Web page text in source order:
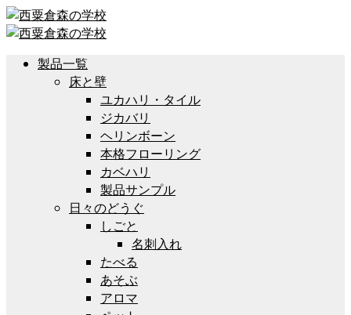
製品一覧
床と壁
ユカハリ・タイル
ジカバリ
ヘリンボーン
本格フローリング
カベハリ
製品サンプル
日々のどうぐ
しごと
名刺入れ
たべる
あそぶ
アロマ